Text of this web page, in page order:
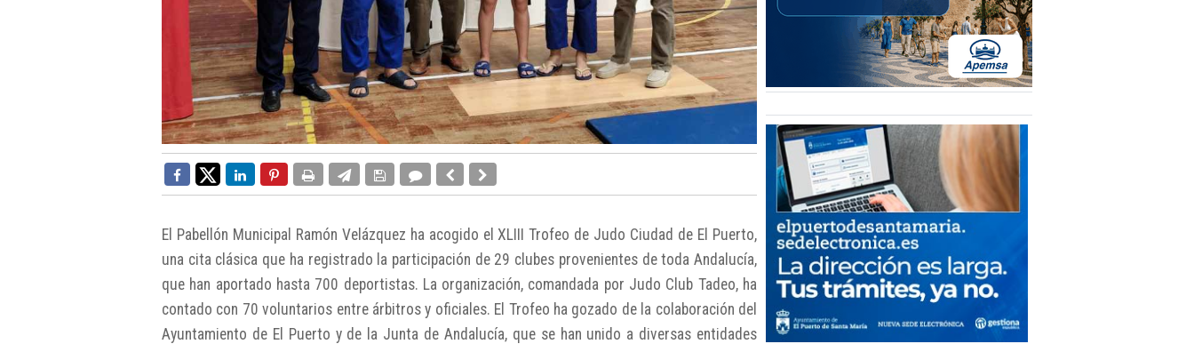
El Pabellón Municipal Ramón Velázquez ha acogido el XLIII Trofeo de Judo Ciudad de El Puerto,
una cita clásica que ha registrado la participación de 29 clubes provenientes de toda Andalucía,
que han aportado hasta 700 deportistas. La organización, comandada por Judo Club Tadeo, ha
contado con 70 voluntarios entre árbitros y oficiales. El Trofeo ha gozado de la colaboración del
Ayuntamiento de El Puerto y de la Junta de Andalucía, que se han unido a diversas entidades